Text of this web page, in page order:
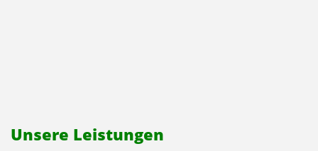
Unsere Leistungen